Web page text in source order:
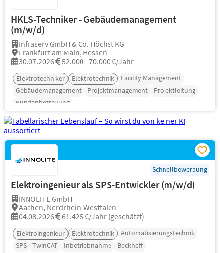
HKLS-Techniker - Gebäudemanagement
(m/w/d)
Infraserv GmbH & Co. Höchst KG
Frankfurt am Main, Hessen
30.07.2026
52.000 - 70.000 €/Jahr
Elektrotechniker Elektrotechnik
Facility Management
Gebäudemanagement
Projektmanagement
Projektleitung
Kundenbetreuung
Schnellbewerbung
Elektroingenieur als SPS-Entwickler (m/w/d)
INNOLITE GmbH
Aachen, Nordrhein-Westfalen
04.08.2026
61.425 €/Jahr (geschätzt)
Elektroingenieur Elektrotechnik
Automatisierungstechnik
SPS
TwinCAT Inbetriebnahme Beckhoff